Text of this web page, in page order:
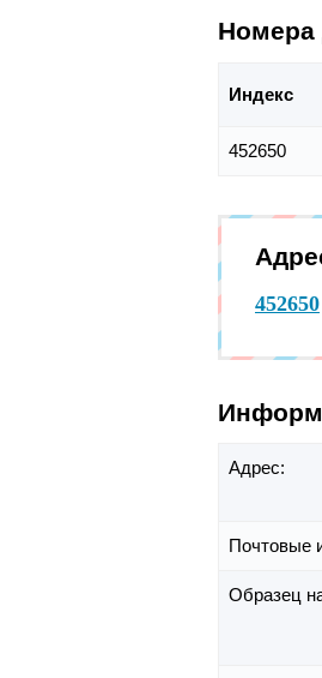
Номера
Индекс
452650
452650
Адрес:
Почтовые
Образец